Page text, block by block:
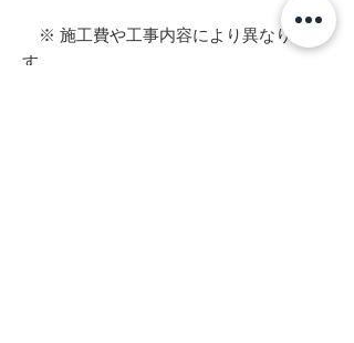
※ 施工費や工事内容により異なりま
す。